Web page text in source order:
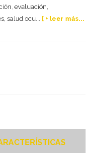
aceptas nuestra
datos personales.
evaluación,
salud ocu... [ + leer más...